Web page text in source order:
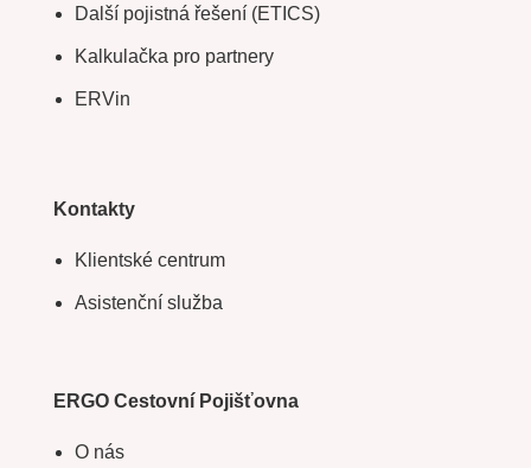
Další pojistná řešení (ETICS)
Kalkulačka pro partnery
ERVin
Kontakty
Klientské centrum
Asistenční služba
ERGO Cestovní Pojišťovna
O nás